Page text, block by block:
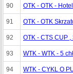
90 OTK - OTK -
91 OTK - OTK
92 OTK - CTS CUP
93 WTK - WTK - 5
94 WTK - CYKL O